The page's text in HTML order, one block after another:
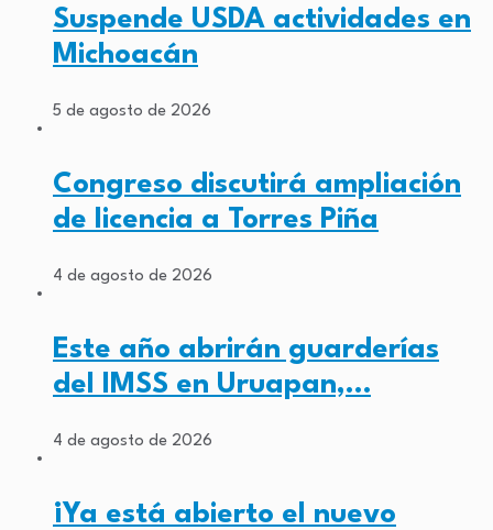
Suspende USDA actividades en
Michoacán
5 de agosto de 2026
Congreso discutirá ampliación
de licencia a Torres Piña
4 de agosto de 2026
Este año abrirán guarderías
del IMSS en Uruapan,…
4 de agosto de 2026
¡Ya está abierto el nuevo